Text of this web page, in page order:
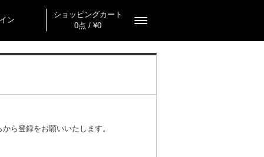
ン
ショッピングカート
0点 / ¥0
ら登録をお願いいたします。